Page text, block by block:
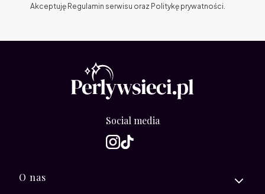
Akceptuję Regulamin serwisu oraz Politykę prywatności.
Social media
Linki w stopce
O nas